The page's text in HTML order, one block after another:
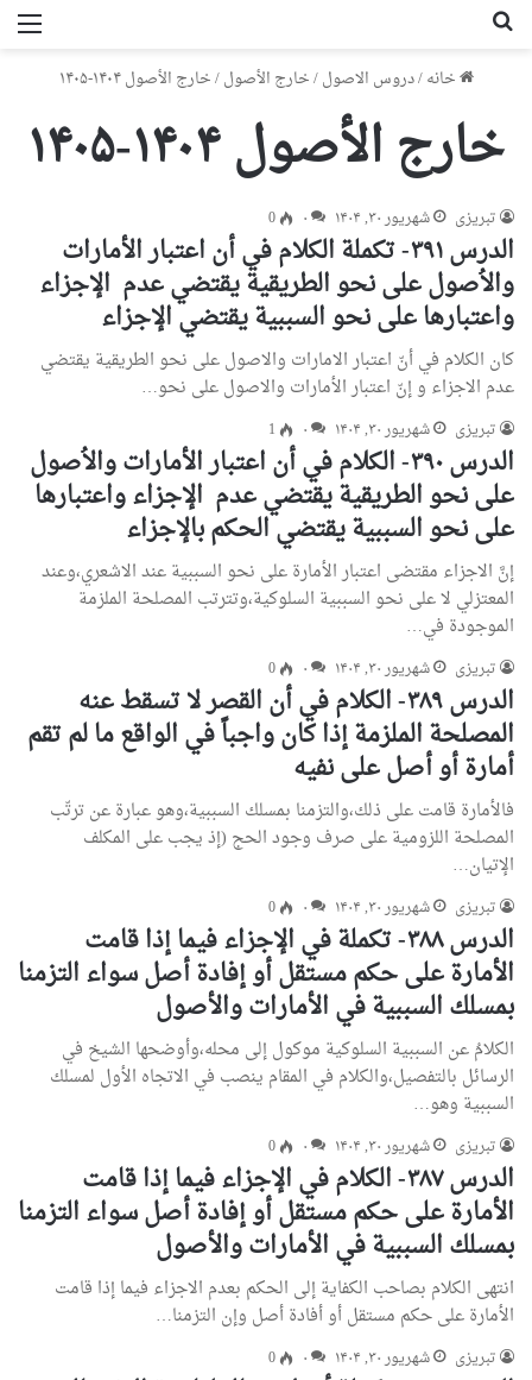
خانه/دروس الاصول/خارج الأصول/خارج الأصول ۱۴۰۴-۱۴۰۵
خارج الأصول ۱۴۰۴-۱۴۰۵
تبریزی شهریور ۳۰, ۱۴۰۴ ۰ 0
الدرس ۳۹۱- تكملة الكلام في أن اعتبار الأمارات
والاُصول علی نحو الطريقية يقتضي عدم الإجزاء
واعتبارها علی نحو السببية يقتضي الإجزاء
كان الكلام في أنّ اعتبار الامارات والاصول على نحو الطريقية يقتضي
عدم الاجزاء و إنّ اعتبار الأمارات والاصول على نحو…
تبریزی شهریور ۳۰, ۱۴۰۴ ۰ 1
الدرس ۳۹۰- الكلام في أن اعتبار الأمارات والاُصول
علی نحو الطريقية يقتضي عدم الإجزاء واعتبارها
علی نحو السببية يقتضي الحکم بالإجزاء
إنَّ الاجزاء مقتضى اعتبار الأمارة على نحو السببية عند الاشعري،وعند
المعتزلي لا على نحو السببية السلوكية،وتترتب المصلحة الملزمة
الموجودة في…
تبریزی شهریور ۳۰, ۱۴۰۴ ۰ 0
الدرس ۳۸۹- الكلام في أن القصر لا تسقط عنه
المصلحة الملزمة إذا كان واجباً في الواقع ما لم تقم
أمارة أو أصل علی نفيه
فالأمارة قامت على ذلك،والتزمنا بمسلك السببية،وهو عبارة عن ترتّب
المصلحة اللزومية على صرف وجود الحج (إذ يجب على المكلف
الإتيان…
تبریزی شهریور ۳۰, ۱۴۰۴ ۰ 0
الدرس ۳۸۸- تكملة في الإجزاء فيما إذا قامت
الأمارة علی حكم مستقل أو إفادة أصل سواء التزمنا
بمسلك السببية في الأمارات والأصول
الكلامُ عن السببية السلوكية موكول إلى محله،وأوضحها الشيخ في
الرسائل بالتفصيل،والكلام في المقام ينصب في الاتجاه الأول لمسلك
السببية وهو…
تبریزی شهریور ۳۰, ۱۴۰۴ ۰ 0
الدرس ۳۸۷- الكلام في الإجزاء فيما إذا قامت
الأمارة علی حكم مستقل أو إفادة أصل سواء التزمنا
بمسلك السببية في الأمارات والأصول
انتهى الكلام بصاحب الكفاية إلى الحكم بعدم الاجزاء فيما إذا قامت
الأمارة على حكم مستقل أو أفادة أصل وإن التزمنا…
تبریزی شهریور ۳۰, ۱۴۰۴ ۰ 0